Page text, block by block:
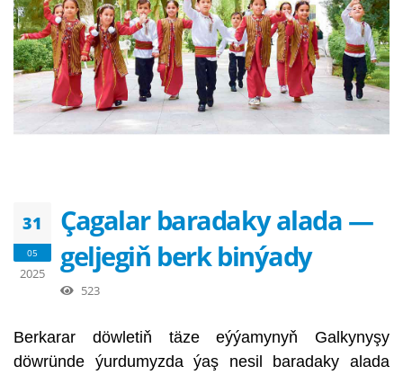
31
05
2025
Çagalar baradaky alada —
geljegiň berk binýady
523
Berkarar döwletiň täze eýýamynyň Galkynyşy
döwründe ýurdumyzda ýaş nesil baradaky alada